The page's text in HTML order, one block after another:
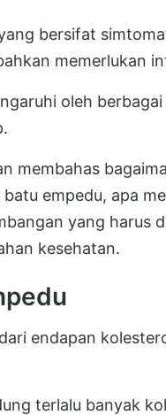
bersifat
memerlukan
oleh
membahas
empedu, apa
yang harus
kesehatan.
endapan
terlalu banyak